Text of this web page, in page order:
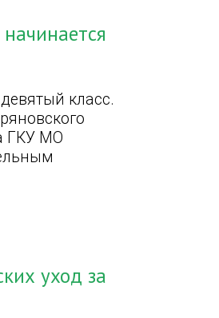
класс.
ГКУ МО
уход за